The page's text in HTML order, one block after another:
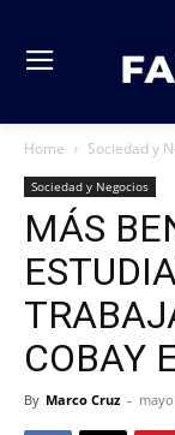
Home Sociedad y
Sociedad y Negocios
MÁS
COBAY
By Marco Cruz -